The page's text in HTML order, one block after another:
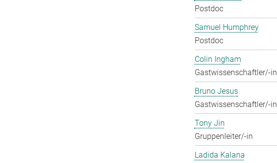
Postdoc
Samuel Humphrey
Postdoc
Colin Ingham
Gastwissenschaftler/-in
Bruno Jesus
Gastwissenschaftler/-in
Tony Jin
Gruppenleiter/-in
Ladida Kalana